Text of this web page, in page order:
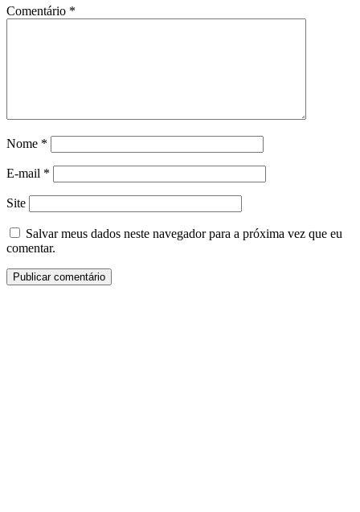
Comentário *
Nome *
E-mail *
Site
Salvar meus dados neste navegador para a próxima vez que eu
comentar.